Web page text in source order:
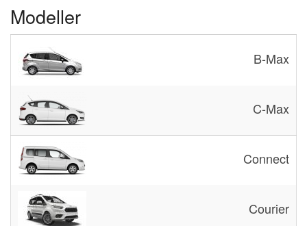
Modeller
B-Max
C-Max
Connect
Courier